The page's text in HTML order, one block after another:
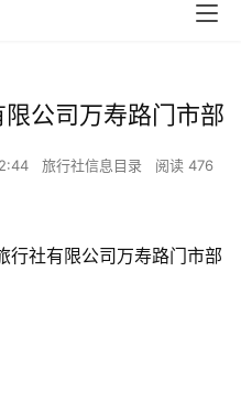
公司万寿路门市部
旅行社信息目录 阅读 476
行社有限公司万寿路门市部